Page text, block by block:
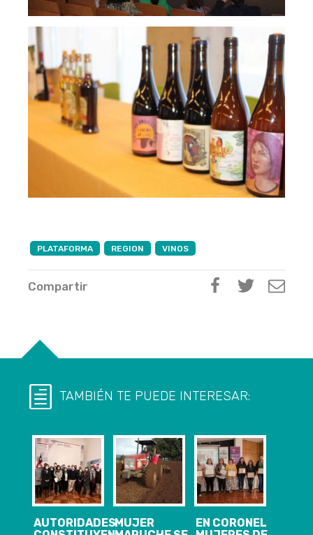
PLATAFORMA REGION VINOS
Compartir
TAMBIÉN TE PUEDE INTERESAR:
AUTORIDADESMUJER
EN CORONEL